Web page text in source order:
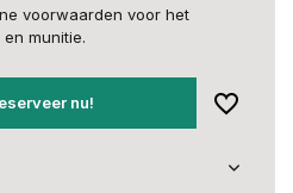
voorwaarden voor het
munitie.
nu!